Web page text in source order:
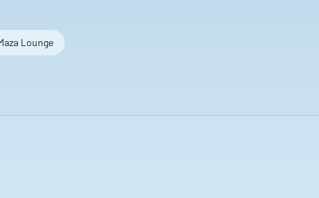
Lounge